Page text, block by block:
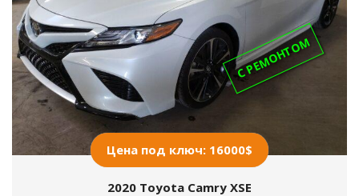
С РЕМОНТОМ
Цена под ключ: 16000$
2020 Toyota Camry XSE